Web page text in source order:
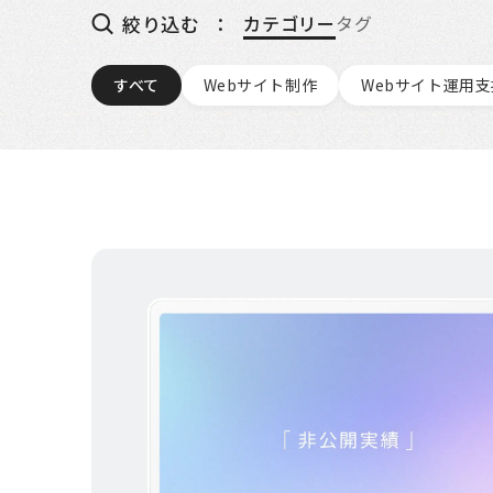
絞り込む カテゴリータグ
すべて Webサイト制作 Webサイト運用